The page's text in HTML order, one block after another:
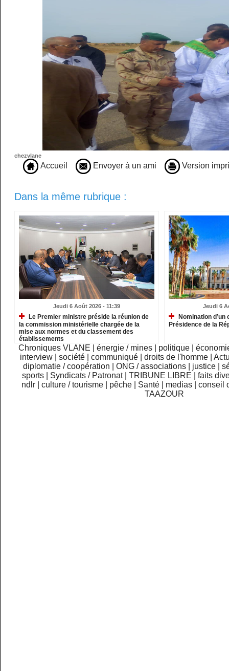
chezvlane
Accueil Envoyer à un ami Version
Dans la même rubrique :
Jeudi 6 Août 2026 - 11:39
Le Premier ministre préside la réunion de
la commission ministérielle chargée de la
mise aux normes et du classement des
établissements
Jeudi 6
Nomination
Présidence de la
Chroniques VLANE énergie / mines politique
interview
|société |communiqué |droits de l'homme |
diplomatie / coopération
ONG / associations justice
sports
Syndicats / Patronat TRIBUNE LIBRE
faits
ndlr
|culture / tourisme pêche Santé medias |conseil
TAAZOUR